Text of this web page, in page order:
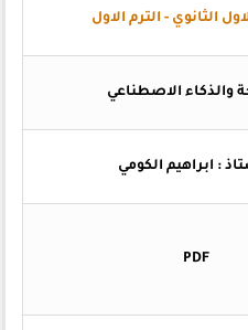
الثانوي - الترم الاول
والذكاء الاصطناعي
: ابراهيم الكومي
PDF